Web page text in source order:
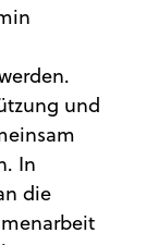
und
In
die